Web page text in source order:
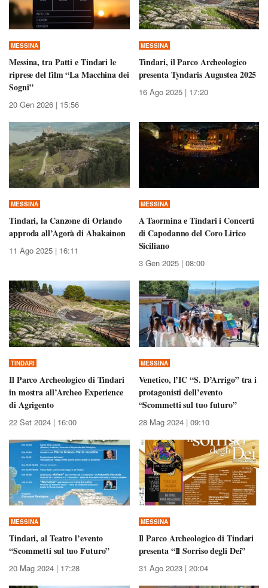
MESSINA
Messina, tra Patti e Tindari le
riprese del film “La Macchina dei
Sogni”
20 Gen 2026 | 15:56
MESSINA
Tindari, il Parco Archeologico
presenta Tyndaris Augustea 2025
16 Ago 2025 | 17:20
MESSINA
Tindari, la Canzone di Orlando
approda all’Agorà di Abakainon
11 Ago 2025 | 16:11
MESSINA
A Taormina e Tindari i Concerti
di Capodanno del Coro Lirico
Siciliano
3 Gen 2025 | 08:00
TINDARI
Il Parco Archeologico di Tindari
in mostra all’Archeo Experience
di Agrigento
22 Set 2024 | 16:00
MESSINA
Venetico, l’IC “S. D’Arrigo” tra i
protagonisti dell’evento
“Scommetti sul tuo futuro”
28 Mag 2024 | 09:10
MESSINA
Tindari, al Teatro l’evento
“Scommetti sul tuo Futuro”
20 Mag 2024 | 17:28
MESSINA
Il Parco Archeologico di Tindari
presenta “Il Sorriso degli Dei”
31 Ago 2023 | 20:04